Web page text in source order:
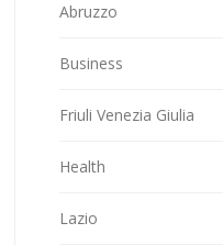
Abruzzo
Business
Friuli Venezia Giulia
Health
Lazio